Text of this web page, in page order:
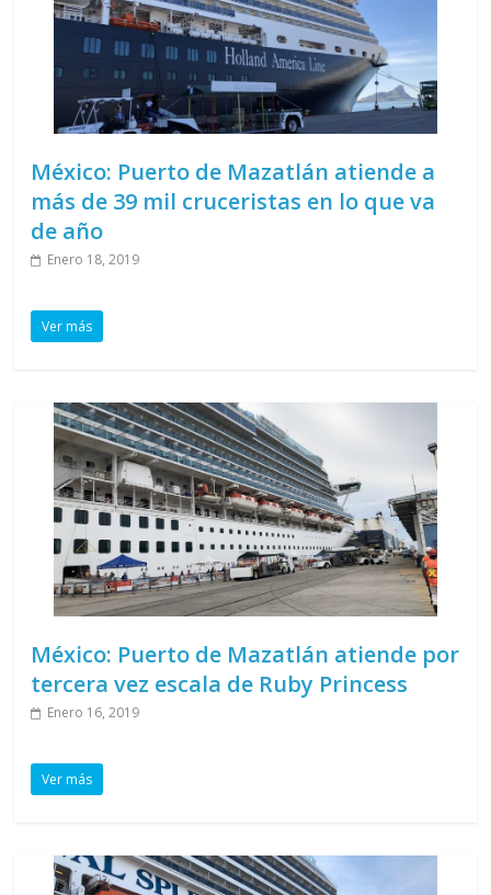
México: Puerto de Mazatlán atiende a
más de 39 mil cruceristas en lo que va
de año
Enero 18, 2019
Ver más
México: Puerto de Mazatlán atiende por
tercera vez escala de Ruby Princess
Enero 16, 2019
Ver más